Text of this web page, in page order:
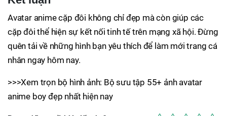
Avatar anime cặp đôi không chỉ đẹp mà còn giúp các
cặp đôi thể hiện sự kết nối tinh tế trên mạng xã hội. Đừng
quên tải về những hình bạn yêu thích để làm mới trang cá
nhân ngay hôm nay.
>>>Xem trọn bộ hình ảnh: Bộ sưu tập 55+ ảnh avatar
anime boy đẹp nhất hiện nay